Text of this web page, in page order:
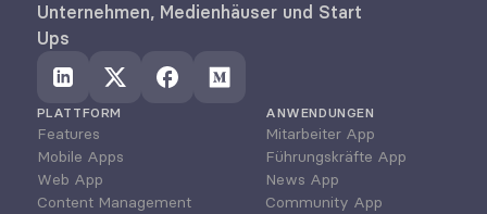
Unternehmen, Medienhäuser und Start
Ups
PLATTFORM
Features
Mobile Apps
Web App
Content Management
ANWENDUNGEN
Mitarbeiter App
Führungskräfte App
News App
Community App